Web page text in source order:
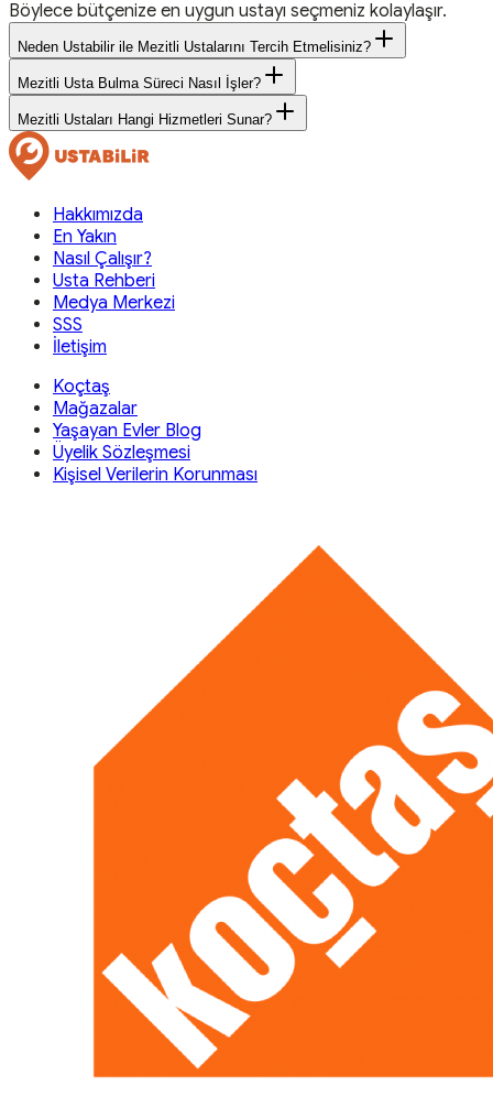
Böylece bütçenize en uygun ustayı seçmeniz kolaylaşır.
Neden Ustabilir ile Mezitli Ustalarını Tercih Etmelisiniz?
Mezitli Usta Bulma Süreci Nasıl İşler?
Mezitli Ustaları Hangi Hizmetleri Sunar?
Hakkımızda
En Yakın
Nasıl Çalışır?
Usta Rehberi
Medya Merkezi
SSS
İletişim
Koçtaş
Mağazalar
Yaşayan Evler Blog
Üyelik Sözleşmesi
Kişisel Verilerin Korunması